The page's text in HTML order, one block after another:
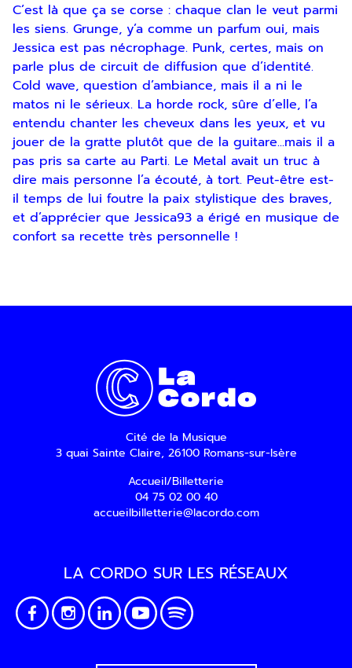
C’est là que ça se corse : chaque clan le veut parmi
les siens. Grunge, y’a comme un parfum oui, mais
Jessica est pas nécrophage. Punk, certes, mais on
parle plus de circuit de diffusion que d’identité.
Cold wave, question d’ambiance, mais il a ni le
matos ni le sérieux. La horde rock, sûre d’elle, l’a
entendu chanter les cheveux dans les yeux, et vu
jouer de la gratte plutôt que de la guitare...mais il a
pas pris sa carte au Parti. Le Metal avait un truc à
dire mais personne l’a écouté, à tort. Peut-être est-
il temps de lui foutre la paix stylistique des braves,
et d’apprécier que Jessica93 a érigé en musique de
confort sa recette très personnelle !
Cité de la Musique
3 quai Sainte Claire, 26100 Romans-sur-Isère
Accueil/Billetterie
04 75 02 00 40
accueilbilletterie@lacordo.com
LA CORDO SUR LES RÉSEAUX
Inscription
Newsletter
En indiquant votre adresse email, vous
consentez à recevoir notre lettre
contactant. Pour en savoir plus, consultez